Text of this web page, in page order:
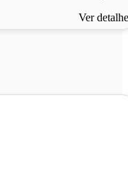
Ver